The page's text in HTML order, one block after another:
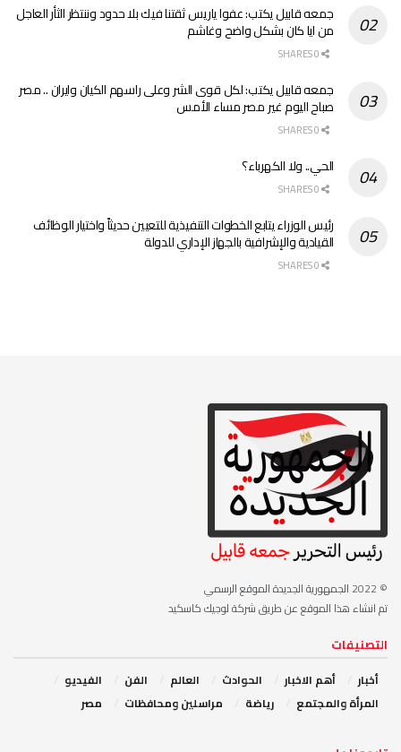
جمعه قابيل يكتب: عفوا ياريس ثقتنا فيك بلا حدود وننتظر الثأر العاجل
من ايا كان بشكل واضح وغاشم
جمعه قابيل يكتب: لكل قوى الشر وعلى راسهم الكيان وايران .. مصر
صباح اليوم غير مصر مساء الأمس
الحي.. ولا الكهرباء؟
رئيس الوزراء يتابع الخطوات التنفيذية للتعيين حديثاً واختيار الوظائف
القيادية والإشرافية بالجهاز الإداري للدولة
© 2022
الجمهورية الجديدة الموقع الرسمي
تم انشاء هذا الموقع عن طريق شركة لوجيك كاسكيد
التصنيفات
أخبار أهم الاخبار ‏الحوادث ‏العالم الفن
‏الفيديو
‏المرأة والمجتمع
رياضة مراسلين ومحافظات مصر